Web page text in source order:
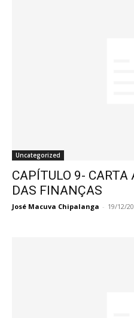
Uncategorized
CAPÍTULO 9-
DAS FINANÇAS
José Macuva Chipalanga - 19/12/